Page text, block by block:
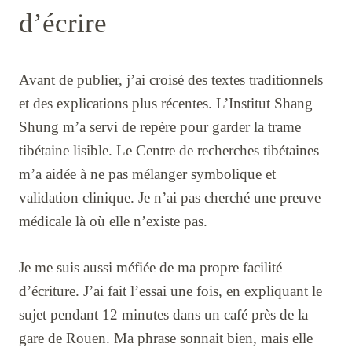
d’écrire
Avant de publier, j’ai croisé des textes traditionnels
et des explications plus récentes. L’Institut Shang
Shung m’a servi de repère pour garder la trame
tibétaine lisible. Le Centre de recherches tibétaines
m’a aidée à ne pas mélanger symbolique et
validation clinique. Je n’ai pas cherché une preuve
médicale là où elle n’existe pas.
Je me suis aussi méfiée de ma propre facilité
d’écriture. J’ai fait l’essai une fois, en expliquant le
sujet pendant 12 minutes dans un café près de la
gare de Rouen. Ma phrase sonnait bien, mais elle